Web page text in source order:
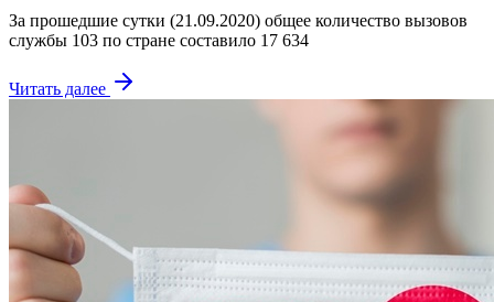
За прошедшие сутки (21.09.2020) общее количество вызовов
службы 103 по стране составило 17 634
Читать далее